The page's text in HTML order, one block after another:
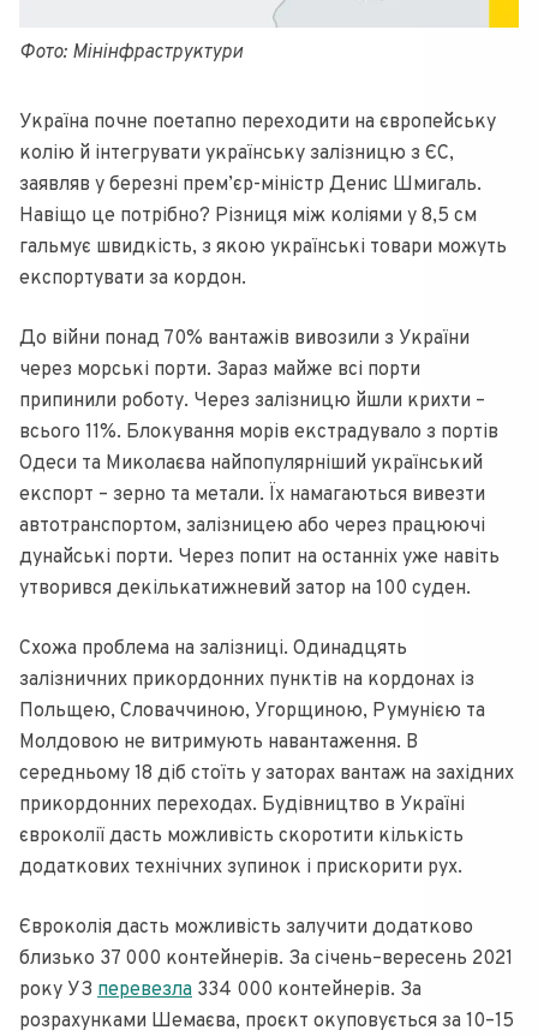
Фото: Мінінфраструктури
Україна почне поетапно переходити на європейську
колію й інтегрувати українську залізницю з ЄС,
заявляв у березні прем’єр-міністр Денис Шмигаль.
Навіщо це потрібно? Різниця між коліями у 8,5 см
гальмує швидкість, з якою українські товари можуть
експортувати за кордон.
До війни понад 70% вантажів вивозили з України
через морські порти. Зараз майже всі порти
припинили роботу. Через залізницю йшли крихти –
всього 11%. Блокування морів екстрадувало з портів
Одеси та Миколаєва найпопулярніший український
експорт – зерно та метали. Їх намагаються вивезти
автотранспортом, залізницею або через працюючі
дунайські порти. Через попит на останніх уже навіть
утворився декількатижневий затор на 100 суден.
Схожа проблема на залізниці. Одинадцять
залізничних прикордонних пунктів на кордонах із
Польщею, Словаччиною, Угорщиною, Румунією та
Молдовою не витримують навантаження. В
середньому 18 діб стоїть у заторах вантаж на західних
прикордонних переходах. Будівництво в Україні
євроколії дасть можливість скоротити кількість
додаткових технічних зупинок і прискорити рух.
Євроколія дасть можливість залучити додатково
близько 37 000 контейнерів. За січень–вересень 2021
року УЗ перевезла 334 000 контейнерів. За
розрахунками Шемаєва, проєкт окуповується за 10–15